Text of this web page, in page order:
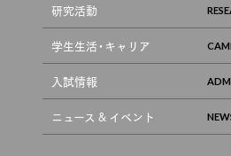
研究活動
学生生活・キャリア
入試情報
ニュース & イベント